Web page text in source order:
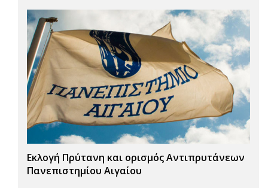
Εκλογή Πρύτανη και ορισμός Αντιπρυτάνεων
Πανεπιστημίου Αιγαίου